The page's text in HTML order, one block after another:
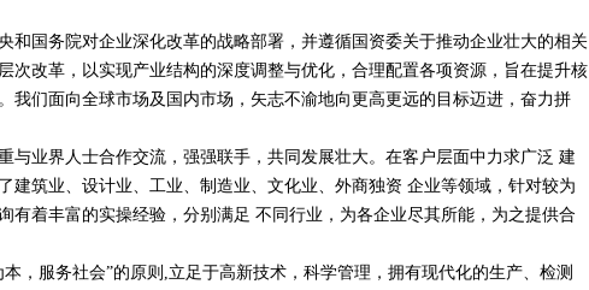
和国务院对企业深化改革的战略部署，并遵循国资委关于推动企业壮大的相关
次改革，以实现产业结构的深度调整与优化，合理配置各项资源，旨在提升核
我们面向全球市场及国内市场，矢志不渝地向更高更远的目标迈进，奋力拼
与业界人士合作交流，强强联手，共同发展壮大。在客户层面中力求广泛 建
建筑业、设计业、工业、制造业、文化业、外商独资 企业等领域，针对较为
有着丰富的实操经验，分别满足 不同行业，为各企业尽其所能，为之提供合
，服务社会”的原则,立足于高新技术，科学管理，拥有现代化的生产、检测